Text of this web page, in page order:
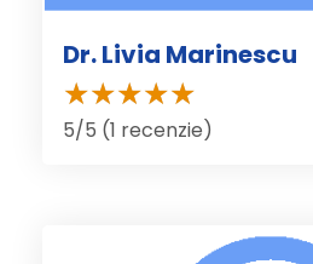
Dr. Livia Marinescu
5/5 (1 recenzie)